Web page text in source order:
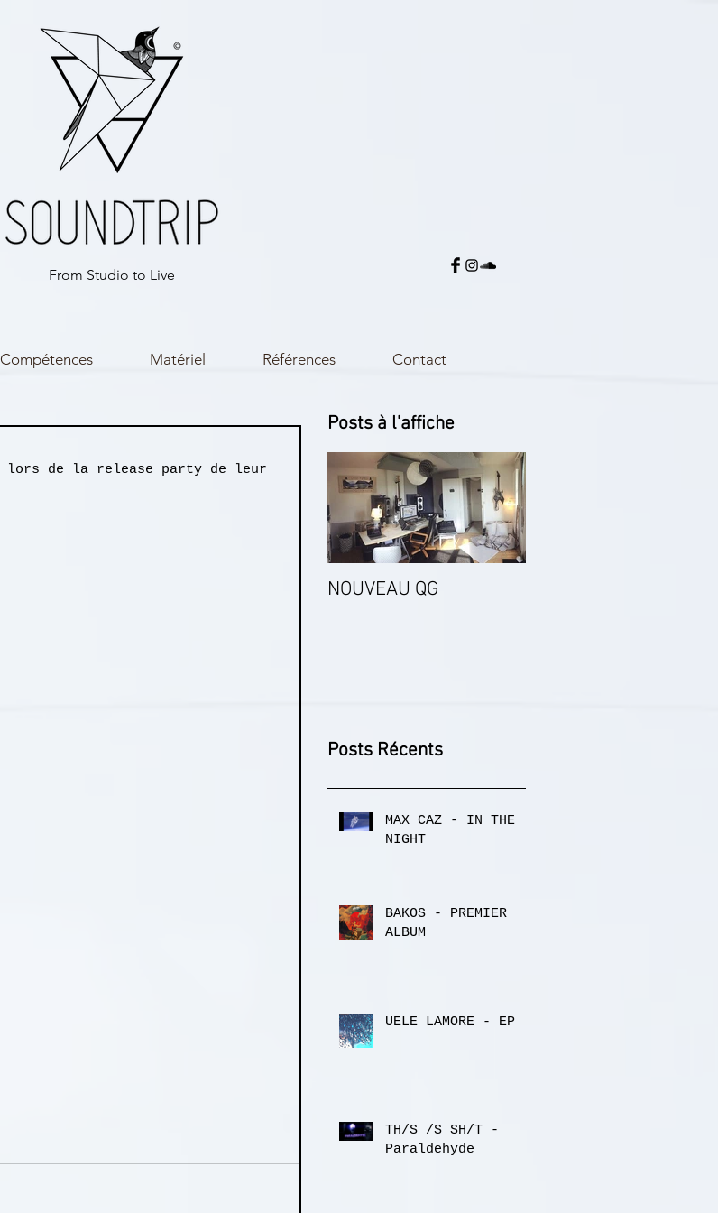
From Studio to Live
Compétences Matériel Références Contact
lors de la release party de leur
Posts à l'affiche
NOUVEAU QG
Posts Récents
MAX CAZ - IN THE
NIGHT
BAKOS - PREMIER
ALBUM
UELE LAMORE - EP
TH/S /S SH/T -
Paraldehyde